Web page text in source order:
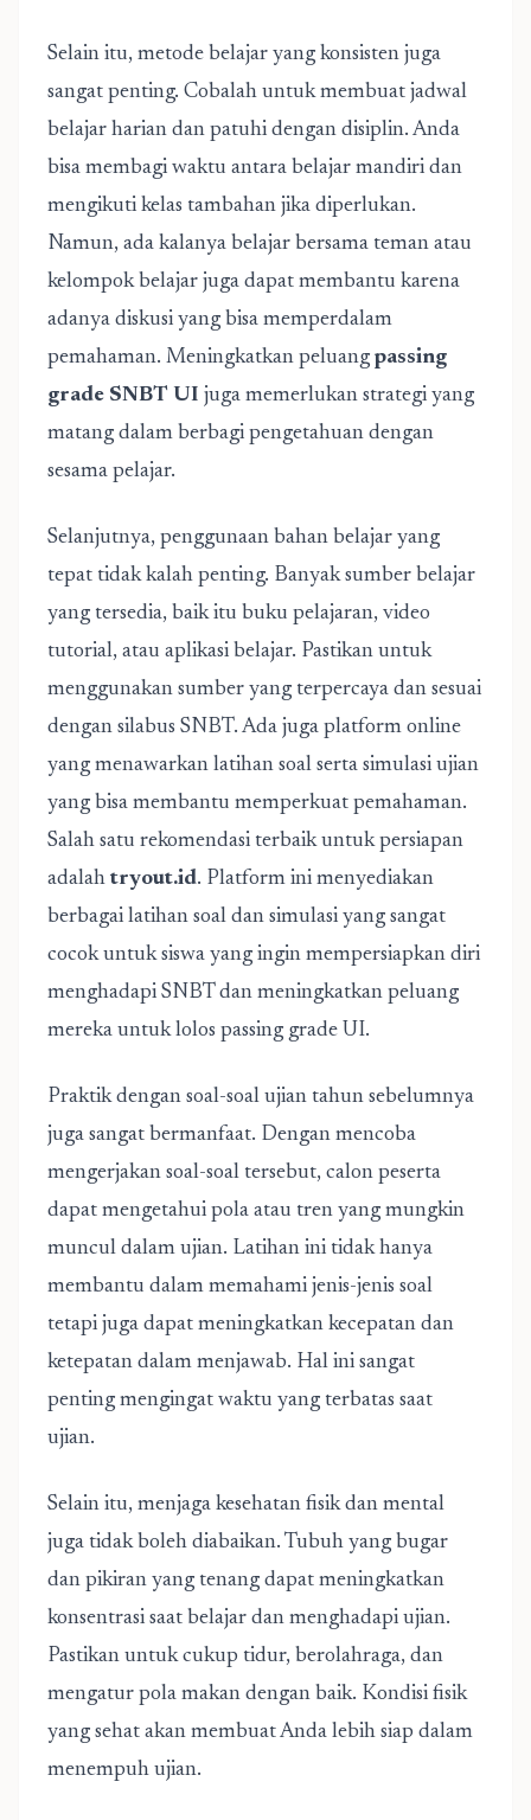
Selain itu, metode belajar yang konsisten juga
sangat penting. Cobalah untuk membuat jadwal
belajar harian dan patuhi dengan disiplin. Anda
bisa membagi waktu antara belajar mandiri dan
mengikuti kelas tambahan jika diperlukan.
Namun, ada kalanya belajar bersama teman atau
kelompok belajar juga dapat membantu karena
adanya diskusi yang bisa memperdalam
pemahaman. Meningkatkan peluang passing
grade SNBT UI juga memerlukan strategi yang
matang dalam berbagi pengetahuan dengan
sesama pelajar.
Selanjutnya, penggunaan bahan belajar yang
tepat tidak kalah penting. Banyak sumber belajar
yang tersedia, baik itu buku pelajaran, video
tutorial, atau aplikasi belajar. Pastikan untuk
menggunakan sumber yang terpercaya dan sesuai
dengan silabus SNBT. Ada juga platform online
yang menawarkan latihan soal serta simulasi ujian
yang bisa membantu memperkuat pemahaman.
Salah satu rekomendasi terbaik untuk persiapan
adalah tryout.id. Platform ini menyediakan
berbagai latihan soal dan simulasi yang sangat
cocok untuk siswa yang ingin mempersiapkan diri
menghadapi SNBT dan meningkatkan peluang
mereka untuk lolos passing grade UI.
Praktik dengan soal-soal ujian tahun sebelumnya
juga sangat bermanfaat. Dengan mencoba
mengerjakan soal-soal tersebut, calon peserta
dapat mengetahui pola atau tren yang mungkin
muncul dalam ujian. Latihan ini tidak hanya
membantu dalam memahami jenis-jenis soal
tetapi juga dapat meningkatkan kecepatan dan
ketepatan dalam menjawab. Hal ini sangat
penting mengingat waktu yang terbatas saat
ujian.
Selain itu, menjaga kesehatan fisik dan mental
juga tidak boleh diabaikan. Tubuh yang bugar
dan pikiran yang tenang dapat meningkatkan
konsentrasi saat belajar dan menghadapi ujian.
Pastikan untuk cukup tidur, berolahraga, dan
mengatur pola makan dengan baik. Kondisi fisik
yang sehat akan membuat Anda lebih siap dalam
menempuh ujian.